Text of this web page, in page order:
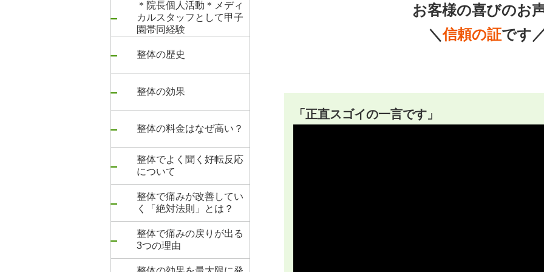
＊院長個人活動＊メディ
カルスタッフとして甲子
園帯同経験
整体の歴史
整体の効果
整体の料金はなぜ高い？
整体でよく聞く好転反応
について
整体で痛みが改善してい
く「絶対法則」とは？
整体で痛みの戻りが出る
3つの理由
お客様の喜びのお
＼信頼の証です
「正直スゴイの一言です」